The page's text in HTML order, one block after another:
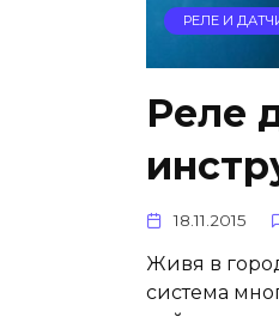
РЕЛЕ И
Реле
18.11.2015
Живя в
система